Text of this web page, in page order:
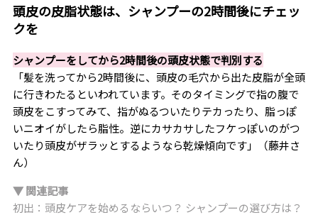
頭皮の皮脂状態は、シャンプーの2時間後にチェッ
クを
シャンプーをしてから2時間後の頭皮状態で判別する
「髪を洗ってから2時間後に、頭皮の毛穴から出た皮脂が全頭
に行きわたるといわれています。そのタイミングで指の腹で
頭皮をこすってみて、指がぬるついたりテカったり、脂っぽ
いニオイがしたら脂性。逆にカサカサしたフケっぽいのがつ
いたり頭皮がザラッとするようなら乾燥傾向です」（藤井さ
ん）
▼ 関連記事
初出：頭皮ケアを始めるならいつ？ シャンプーの選び方は？